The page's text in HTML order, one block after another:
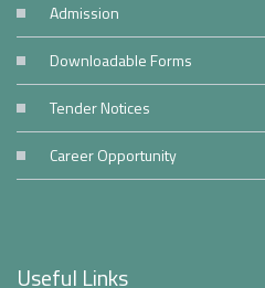
Admission
Downloadable Forms
Tender Notices
Career Opportunity
Useful Links